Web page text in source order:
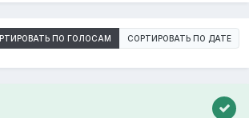
ПО ГОЛОСАМ СОРТИРОВАТЬ ПО ДАТЕ